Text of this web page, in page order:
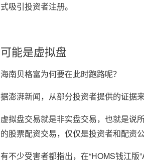
式吸引投资者注册。
可能是虚拟盘
海南贝格富为何要在此时跑路呢？
据澎湃新闻，从部分投资者提供的证据
虚拟盘交易就是非实盘交易，也就是说
的股票配资交易，仅仅是投资者和配资
有不少受害者都指出，在“HOMS钱江